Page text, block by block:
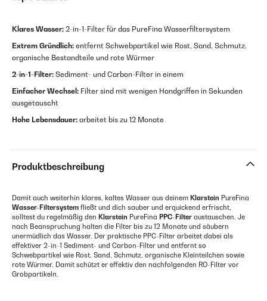
Klares Wasser: 2-in-1-Filter für das PureFina Wasserfiltersystem
Extrem Gründlich: entfernt Schwebpartikel wie Rost, Sand, Schmutz,
organische Bestandteile und rote Würmer
2-in-1-Filter: Sediment- und Carbon-Filter in einem
Einfacher Wechsel: Filter sind mit wenigen Handgriffen in Sekunden
ausgetauscht
Hohe Lebensdauer: arbeitet bis zu 12 Monate
Produktbeschreibung
Damit auch weiterhin klares, kaltes Wasser aus deinem Klarstein PureFina
Wasser-Filtersystem fließt und dich sauber und erquickend erfrischt,
solltest du regelmäßig den Klarstein PureFina PPC-Filter austauschen. Je
nach Beanspruchung halten die Filter bis zu 12 Monate und säubern
unermüdlich das Wasser. Der praktische PPC-Filter arbeitet dabei als
effektiver 2-in-1 Sediment- und Carbon-Filter und entfernt so
Schwebpartikel wie Rost, Sand, Schmutz, organische Kleinteilchen sowie
rote Würmer. Damit schützt er effektiv den nachfolgenden RO-Filter vor
Grobpartikeln.